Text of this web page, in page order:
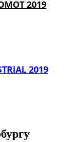
2019
2019